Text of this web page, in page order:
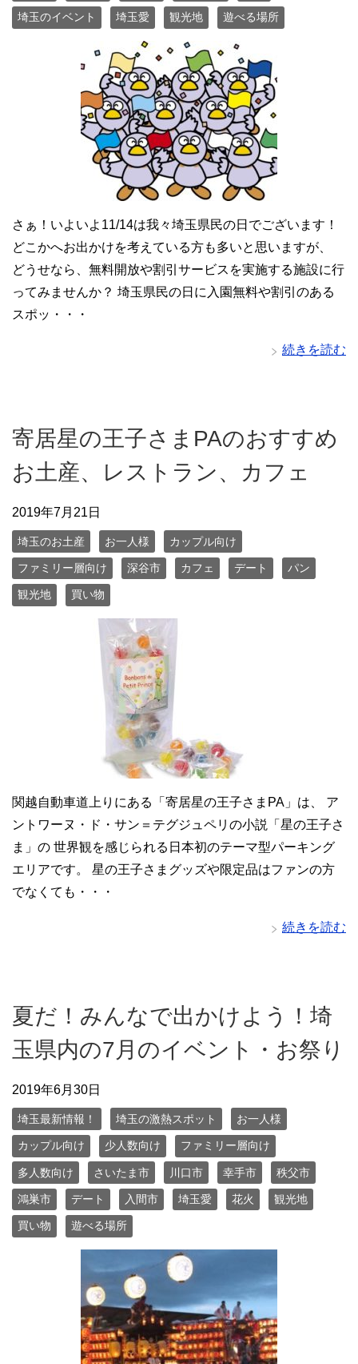
埼玉のイベント 埼玉愛 観光地 遊べる場所
さぁ！いよいよ11/14は我々埼玉県民の日でございます！
どこかへお出かけを考えている方も多いと思いますが、
どうせなら、無料開放や割引サービスを実施する施設に行
ってみませんか？ 埼玉県民の日に入園無料や割引のある
スポッ・・・
続きを読む
寄居星の王子さまPAのおすすめ
お土産、レストラン、カフェ
2019年7月21日
埼玉のお土産 お一人様 カップル向け
ファミリー層向け 深谷市 カフェ デート パン
観光地 買い物
関越自動車道上りにある「寄居星の王子さまPA」は、 ア
ントワーヌ・ド・サン＝テグジュペリの小説「星の王子さ
ま」の 世界観を感じられる日本初のテーマ型パーキング
エリアです。 星の王子さまグッズや限定品はファンの方
でなくても・・・
続きを読む
夏だ！みんなで出かけよう！埼
玉県内の7月のイベント・お祭り
2019年6月30日
埼玉最新情報！ 埼玉の激熱スポット お一人様
カップル向け 少人数向け ファミリー層向け
多人数向け さいたま市 川口市 幸手市 秩父市
鴻巣市 デート 入間市 埼玉愛 花火 観光地
買い物 遊べる場所